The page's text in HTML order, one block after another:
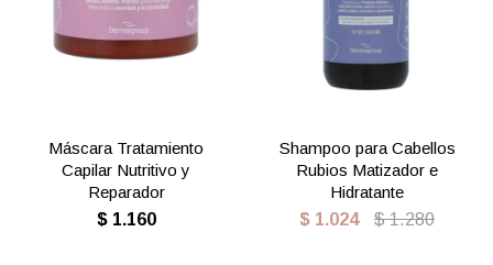
Máscara Tratamiento
Capilar Nutritivo y
Reparador
$ 1.160
Shampoo para Cabellos
Rubios Matizador e
Hidratante
$ 1.024 $ 1.280